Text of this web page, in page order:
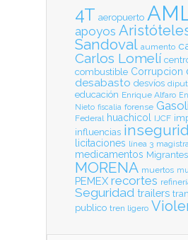
4T aeropuerto
apoyos
Sandoval aumento
Carlos Lomelí
combustible Corrupcion
desabasto desvíos
educación Enrique Alfaro
Nieto fiscalia forense
Federal huachicol IJCF
influencias
licitaciones línea 3
medicamentos Migrantes
MORENA muertos
PEMEX recortes
Seguridad trailers
publico tren ligero